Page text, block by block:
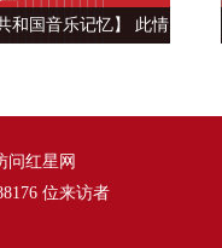
共和国音乐记忆】 此情
问红星网
位来访者